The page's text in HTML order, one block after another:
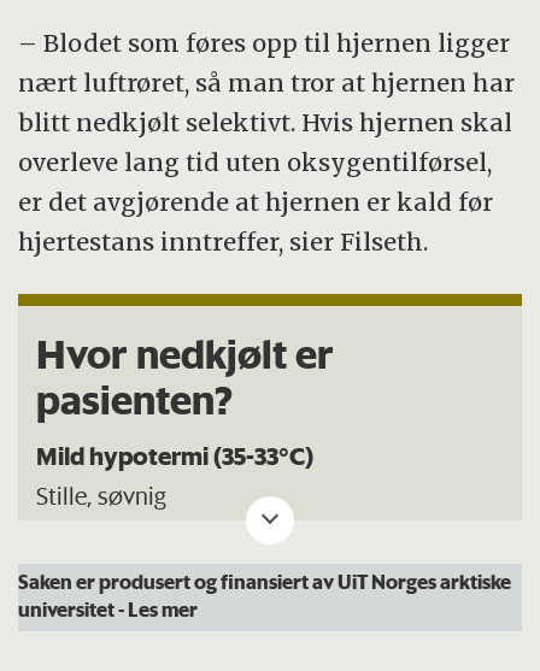
– Blodet som føres opp til hjernen ligger
nært luftrøret, så man tror at hjernen har
blitt nedkjølt selektivt. Hvis hjernen skal
overleve lang tid uten oksygentilførsel,
er det avgjørende at hjernen er kald før
hjertestans inntreffer, sier Filseth.
Hvor nedkjølt er
pasienten?
Mild hypotermi (35-33°C)
Stille, søvnig
Likegyldig
Økt pustefrekvens
Saken er produsert og finansiert av UiT Norges arktiske
universitet- Les mer